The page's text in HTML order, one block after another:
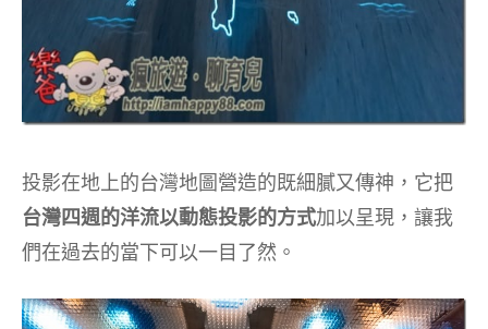
投影在地上的台灣地圖營造的既細膩又傳神，它把
台灣四週的洋流以動態投影的方式加以呈現，讓我
們在過去的當下可以一目了然。